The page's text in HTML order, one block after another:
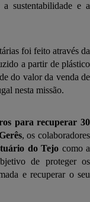
sustentabilidade e a
foi feito através da
a partir de plástico
do valor da venda de
nesta missão.
para recuperar 30
, os colaboradores
do Tejo como a
de proteger os
e recuperar o seu